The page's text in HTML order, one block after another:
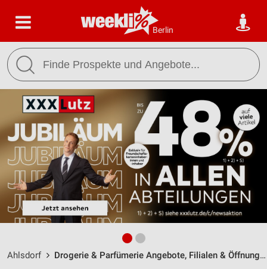
Berlin
Ahlsdorf Drogerie & Parfümerie Angebote, Filialen & Öffnungszeiten